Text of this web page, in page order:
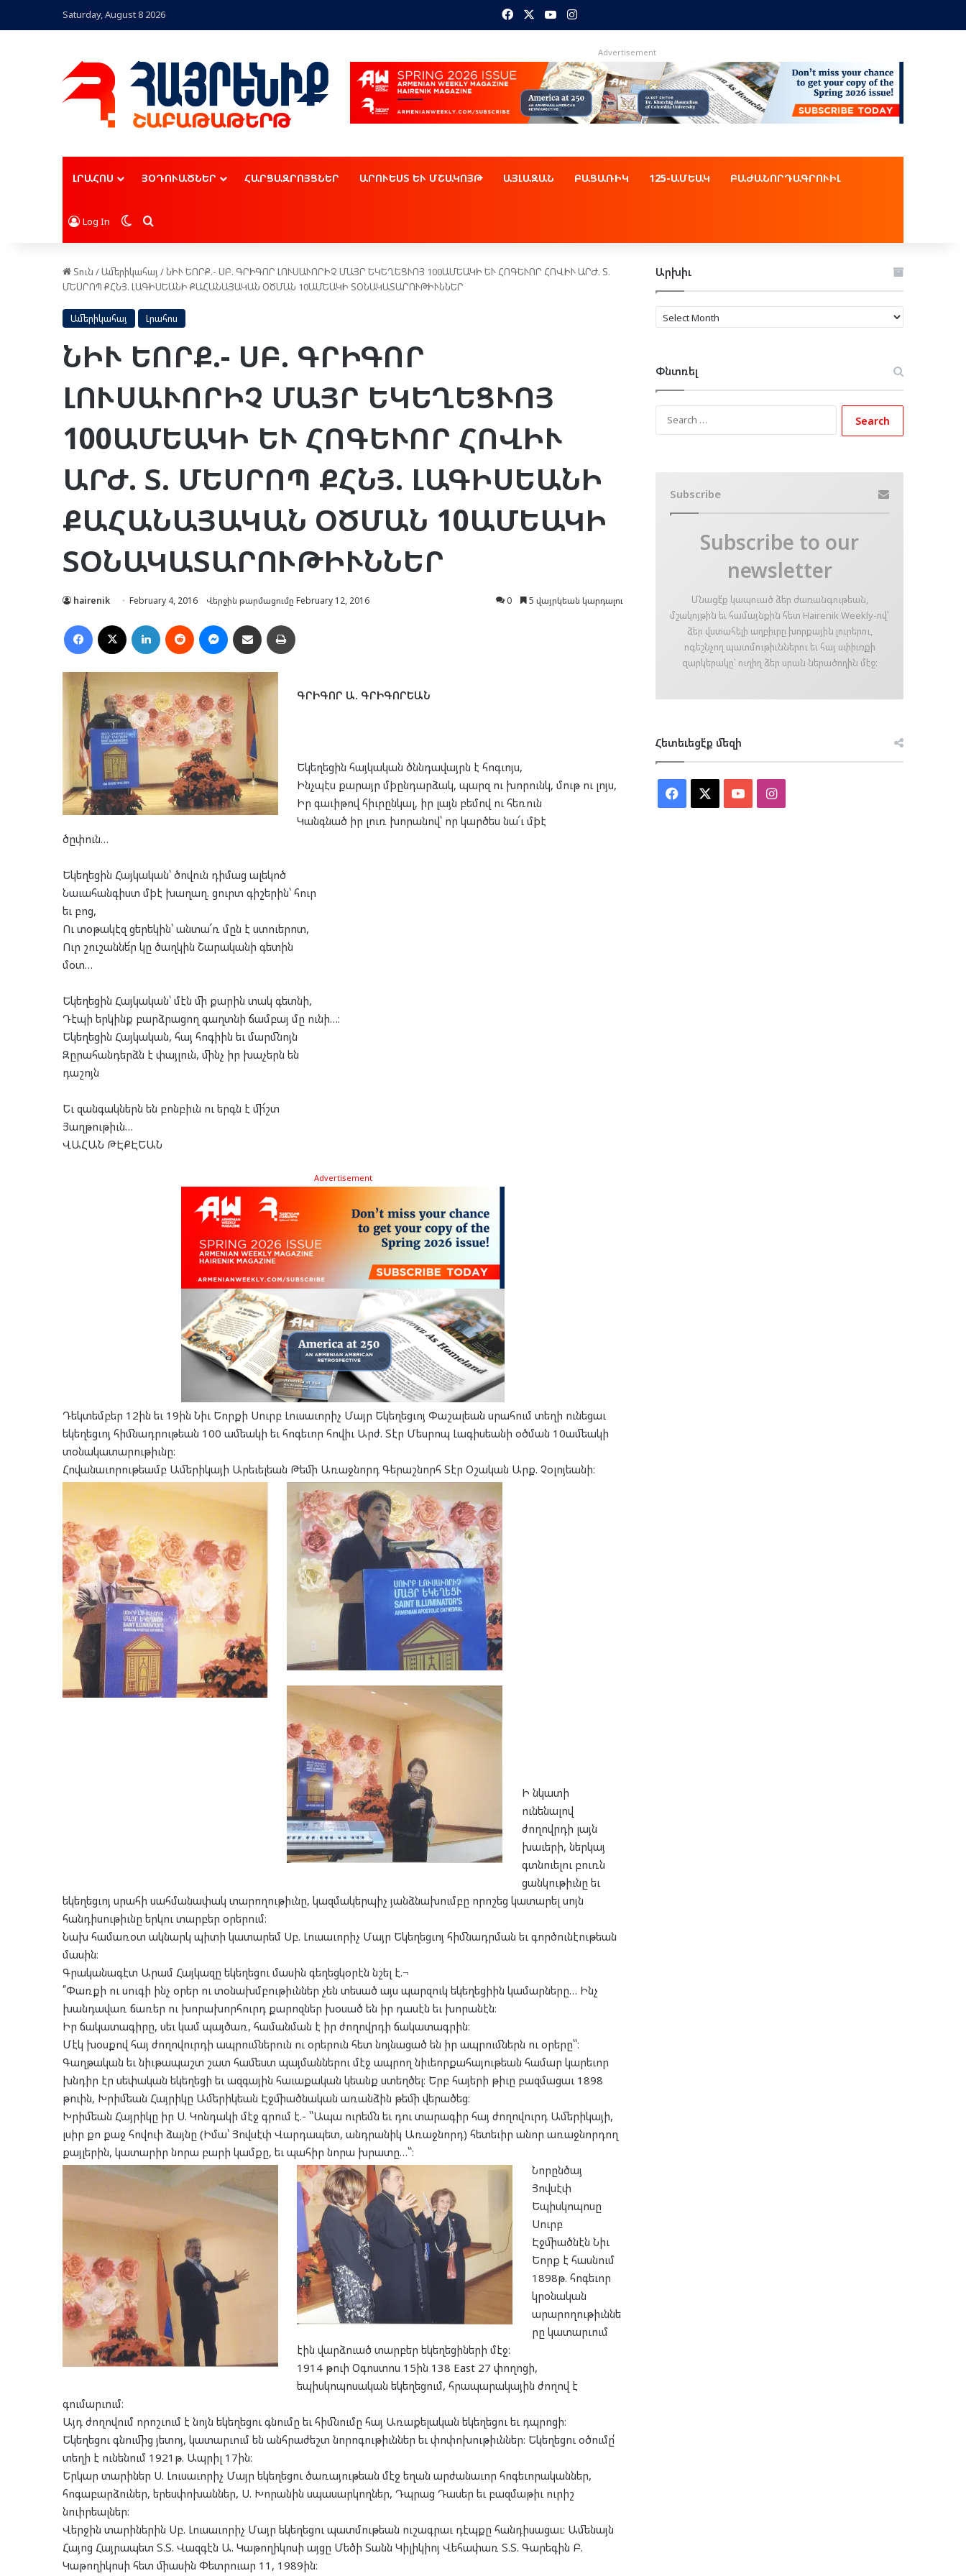
Saturday, August 8 2026 FacebookYouTubeInstagram
Advertisement
ԼՐԱՀՈՍ ՅՕԴՈՒԱԾՆԵՐ ՀԱՐՑԱԶՐՈՅՑՆԵՐ ԱՐՈՒԵՍՏ ԵՒ ՄՇԱԿՈՅԹ ԱՅԼԱԶԱՆ ԲԱՑԱՌԻԿ 125-ԱՄԵԱԿ ԲԱԺԱՆՈՐԴԱԳՐՈՒԻԼ
Log In Switch skin
Որոնել
Տուն /Ամերիկահայ /ՆԻՒ ԵՈՐՔ.- ՍԲ. ԳՐԻԳՈՐ ԼՈՒՍԱՒՈՐԻՉ ՄԱՅՐ ԵԿԵՂԵՑՒՈՅ 100ԱՄԵԱԿԻ ԵՒ ՀՈԳԵՒՈՐ ՀՈՎԻՒ ԱՐԺ. Տ.
ՄԵՍՐՈՊ ՔՀՆՅ. ԼԱԳԻՍԵԱՆԻ ՔԱՀԱՆԱՅԱԿԱՆ ՕԾՄԱՆ 10ԱՄԵԱԿԻ ՏՕՆԱԿԱՏԱՐՈՒԹԻՒՆՆԵՐ
Ամերիկահայ Լրահոս
ՆԻՒ ԵՈՐՔ.- ՍԲ. ԳՐԻԳՈՐ
ԼՈՒՍԱՒՈՐԻՉ ՄԱՅՐ ԵԿԵՂԵՑՒՈՅ
100ԱՄԵԱԿԻ ԵՒ ՀՈԳԵՒՈՐ ՀՈՎԻՒ
ԱՐԺ. Տ. ՄԵՍՐՈՊ ՔՀՆՅ. ԼԱԳԻՍԵԱՆԻ
ՔԱՀԱՆԱՅԱԿԱՆ ՕԾՄԱՆ 10ԱՄԵԱԿԻ
ՏՕՆԱԿԱՏԱՐՈՒԹԻՒՆՆԵՐ
hairenik February 4, 2016 Վերջին թարմացումը February 12, 2016 0 5 վայրկեան կարդալու
Facebook LinkedIn Reddit MessengerՈւղարկել նամակ
ԳՐԻԳՈՐ Ա. ԳՐԻԳՈՐԵԱՆ
Եկեղեցին հայկական ծննդավայրն է հոգւոյս,
Ինչպէս քարայր մþընդարձակ, պարզ ու խորունկ, մութ ու լոյս,
Իր գաւիթով հիւրընկալ, իր լայն բեմով ու հեռուն
Կանգնած իր լուռ խորանով՝ որ կարծես նա՜ւ մþէ
ծըփուն…
Եկեղեցին Հայկական՝ ծովուն դիմաց ալեկոծ
Նաւահանգիստ մþէ խաղաղ. ցուրտ գիշերին՝ հուր
եւ բոց,
Ու տօթակէզ ցերեկին՝ անտա՜ռ մըն է ստուերոտ,
Ուր շուշաննե՜ր կը ծաղկին Շարականի գետին
մօտ…
Եկեղեցին Հայկական՝ մէն մի քարին տակ գետնի,
Դէպի երկինք բարձրացող գաղտնի ճամբայ մը ունի…։
Եկեղեցին Հայկական, հայ հոգիին եւ մարմնոյն
Զըրահանդերձն է փայլուն, մինչ իր խաչերն են
դաշոյն
Եւ զանգակներն են բոնբիւն ու երգն է մի՜շտ
Յաղթութիւն…
ՎԱՀԱՆ ԹԷՔԷԵԱՆ
Advertisement
Դեկտեմբեր 12ին եւ 19ին Նիւ Եորքի Սուրբ Լուսաւորիչ Մայր Եկեղեցւոյ Փաշալեան սրահում տեղի ունեցաւ
եկեղեցւոյ հիմնադրութեան 100 ամեակի եւ հոգեւոր հովիւ Արժ. Տէր Մեսրոպ Լագիսեանի օծման 10ամեակի
տօնակատարութիւնը։
Հովանաւորութեամբ Ամերիկայի Արեւելեան Թեմի Առաջնորդ Գերաշնորհ Տէր Օշական Արք. Չօլոյեանի։
Ի նկատի
ունենալով
ժողովրդի լայն
խաւերի, ներկայ
գտնուելու բուռն
ցանկութիւնը եւ
եկեղեցւոյ սրահի սահմանափակ տարողութիւնը, կազմակերպիչ յանձնախումբը որոշեց կատարել սոյն
հանդիսութիւնը երկու տարբեր օրերում։
Նախ համառօտ ակնարկ պիտի կատարեմ Սբ. Լուսաւորիչ Մայր Եկեղեցւոյ հիմնադրման եւ գործունէութեան
մասին։
Գրականագէտ Արամ Հայկազը եկեղեցու մասին գեղեցկօրէն նշել է.¬
՛՛Փառքի ու սուգի ինչ օրեր ու տօնախմբութիւններ չեն տեսած այս պարզուկ եկեղեցիին կամարները… Ինչ
խանդավառ ճառեր ու խորախորհուրդ քարոզներ խօսած են իր դասէն եւ խորանէն։
Իր ճակատագիրը, սեւ կամ պայծառ, համանման է իր ժողովրդի ճակատագրին։
Մէկ խօսքով հայ ժողովուրդի ապրումներուն ու օրերուն հետ նոյնացած են իր ապրումներն ու օրերը՝՝։
Գաղթական եւ նիւթապաշտ շատ համեստ պայմաններու մէջ ապրող նիւեորքահայութեան համար կարեւոր
խնդիր էր սեփական եկեղեցի եւ ազգային հաւաքական կեանք ստեղծել։ Երբ հայերի թիւը բազմացաւ 1898
թուին, Խրիմեան Հայրիկը Ամերիկեան Էջմիածնական առանձին թեմի վերածեց։
Խրիմեան Հայրիկը իր Ս. Կոնդակի մէջ գրում է.- ՝՝Ապա ուրեմն եւ դու տարագիր հայ ժողովուրդ Ամերիկայի,
լսիր քո քաջ հովուի ձայնը (Իմա՝ Յովսէփ Վարդապետ, անդրանիկ Առաջնորդ) հետեւիր անոր առաջնորդող
քայլերին, կատարիր նորա բարի կամքը, եւ պահիր նորա խրատը…՝՝։
Նորընծայ
Յովսէփ
Եպիսկոպոսը
Սուրբ
Էջմիածնէն Նիւ
Եորք է հասնում
1898թ. հոգեւոր
կրօնական
արարողութիւննե
րը կատարւում
էին վարձուած տարբեր եկեղեցիների մէջ։
1914 թուի Օգոստոս 15ին 138 East 27 փողոցի,
եպիսկոպոսական եկեղեցում, հրապարակային ժողով է
գումարւում։
Այդ ժողովում որոշւում է նոյն եկեղեցու գնումը եւ հիմնումը հայ Առաքելական եկեղեցու եւ դպրոցի։
Եկեղեցու գնումից յետոյ, կատարւում են անհրաժեշտ նորոգութիւններ եւ փոփոխութիւններ։ Եկեղեցու օծումը՛
տեղի է ունենում 1921թ. Ապրիլ 17ին։
Երկար տարիներ Ս. Լուսաւորիչ Մայր եկեղեցու ծառայութեան մէջ եղան արժանաւոր հոգեւորականներ,
հոգաբարձուներ, երեսփոխաններ, Ս. Խորանին սպասարկողներ, Դպրաց Դասեր եւ բազմաթիւ ուրիշ
նուիրեալներ։
Վերջին տարիներին Սբ. Լուսաւորիչ Մայր եկեղեցու պատմութեան ուշագրաւ դէպքը հանդիսացաւ։ Ամենայն
Հայոց Հայրապետ Տ.Տ. Վազգէն Ա. Կաթողիկոսի այցը Մեծի Տանն Կիլիկիոյ Վեհափառ Տ.Տ. Գարեգին Բ.
Կաթողիկոսի հետ միասին Փետրուար 11, 1989ին։
Արխիւ
Արխիւ
Փնտռել
Subscribe
Subscribe to our
newsletter
Մնացէ՛ք կապուած ձեր ժառանգութեան,
մշակոյթին եւ համայնքին հետ Hairenik Weekly-ով՝
ձեր վստահելի աղբիւրը խորքային լուրերու,
ոգեշնչող պատմութիւններու եւ հայ սփիւռքի
զարկերակը՝ ուղիղ ձեր սրան ներածողին մէջ։
Հետեւեցէ՛ք մեզի
Facebook YouTubeInstagram